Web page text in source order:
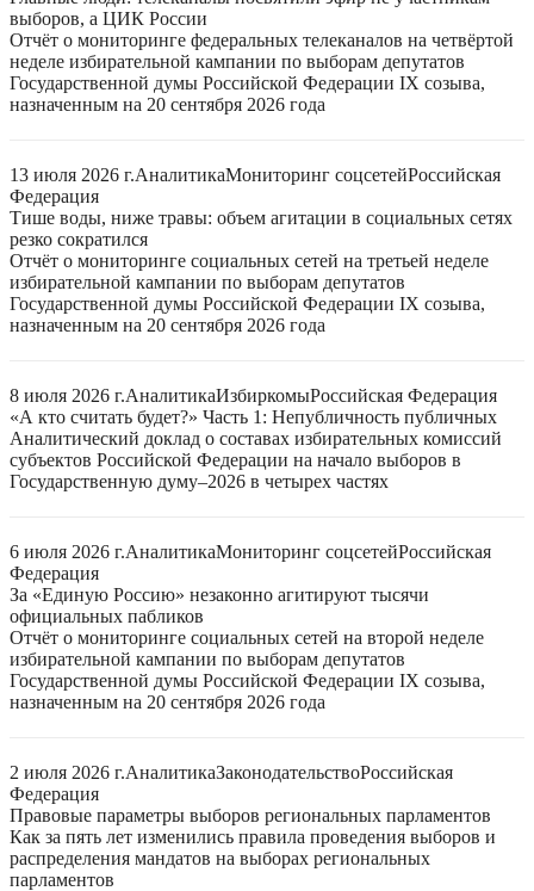
выборов, а ЦИК России
Отчёт о мониторинге федеральных телеканалов на четвёртой
неделе избирательной кампании по выборам депутатов
Государственной думы Российской Федерации IX созыва,
назначенным на 20 сентября 2026 года
13 июля 2026 г.АналитикаМониторинг соцсетейРоссийская
Федерация
Тише воды, ниже травы: объем агитации в социальных сетях
резко сократился
Отчёт о мониторинге социальных сетей на третьей неделе
избирательной кампании по выборам депутатов
Государственной думы Российской Федерации IX созыва,
назначенным на 20 сентября 2026 года
8 июля 2026 г.АналитикаИзбиркомыРоссийская Федерация
«А кто считать будет?» Часть 1: Непубличность публичных
Аналитический доклад о составах избирательных комиссий
субъектов Российской Федерации на начало выборов в
Государственную думу–2026 в четырех частях
6 июля 2026 г.АналитикаМониторинг соцсетейРоссийская
Федерация
За «Единую Россию» незаконно агитируют тысячи
официальных пабликов
Отчёт о мониторинге социальных сетей на второй неделе
избирательной кампании по выборам депутатов
Государственной думы Российской Федерации IX созыва,
назначенным на 20 сентября 2026 года
2 июля 2026 г.АналитикаЗаконодательствоРоссийская
Федерация
Правовые параметры выборов региональных парламентов
Как за пять лет изменились правила проведения выборов и
распределения мандатов на выборах региональных
парламентов